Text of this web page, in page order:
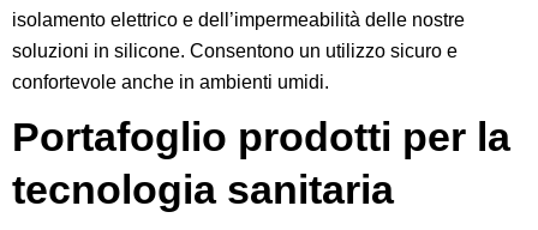
isolamento elettrico e dell’impermeabilità delle nostre
soluzioni in silicone. Consentono un utilizzo sicuro e
confortevole anche in ambienti umidi.
Portafoglio prodotti per la
tecnologia sanitaria